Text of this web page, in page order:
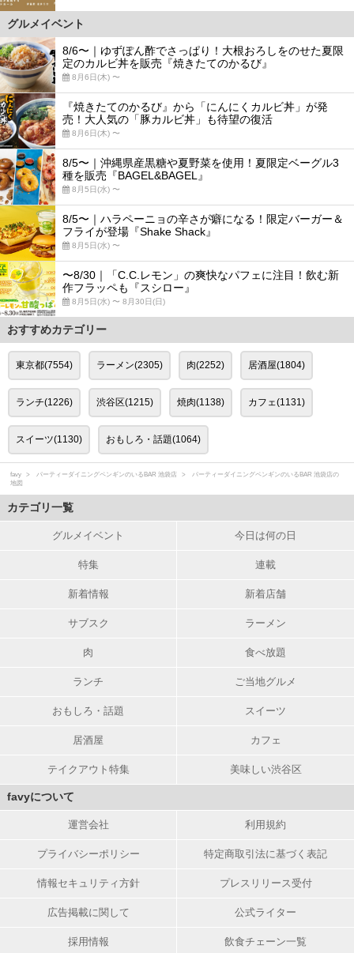
グルメイベント
8/6〜｜ゆずぽん酢でさっぱり！大根おろしをのせた夏限
定のカルビ丼を販売『焼きたてのかるび』
8月6日(木) 〜
『焼きたてのかるび』から「にんにくカルビ丼」が発
売！大人気の「豚カルビ丼」も待望の復活
8月6日(木) 〜
8/5〜｜沖縄県産黒糖や夏野菜を使用！夏限定ベーグル3
種を販売『BAGEL&BAGEL』
8月5日(水) 〜
8/5〜｜ハラペーニョの辛さが癖になる！限定バーガー＆
フライが登場『Shake Shack』
8月5日(水) 〜
〜8/30｜「C.C.レモン」の爽快なパフェに注目！飲む新
作フラッペも『スシロー』
8月5日(水) 〜 8月30日(日)
おすすめカテゴリー
東京都(7554) ラーメン(2305) 肉(2252) 居酒屋(1804)
ランチ(1226) 渋谷区(1215) 焼肉(1138) カフェ(1131)
スイーツ(1130) おもしろ・話題(1064)
favy パーティーダイニングペンギンのいるBAR 池袋店
パーティーダイニングペンギンのいるBAR 池袋店の
地図
カテゴリ一覧
グルメイベント 今日は何の日
特集 連載
新着情報 新着店舗
サブスク ラーメン
肉 食べ放題
ランチ ご当地グルメ
おもしろ・話題 スイーツ
居酒屋 カフェ
テイクアウト特集 美味しい渋谷区
favyについて
運営会社 利用規約
プライバシーポリシー 特定商取引法に基づく表記
情報セキュリティ方針 プレスリリース受付
広告掲載に関して 公式ライター
採用情報 飲食チェーン一覧